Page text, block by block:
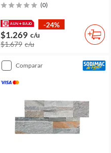
(0)
-24%
$1.269 c/u
$1.679 c/u
comparar